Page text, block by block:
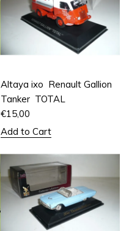
Altaya ixo Renault Gallion
Tanker TOTAL
€15,00
Add to Cart